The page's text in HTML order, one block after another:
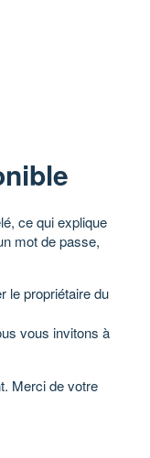
ce qui explique
mot de passe,
le propriétaire du
vous invitons à
Merci de votre